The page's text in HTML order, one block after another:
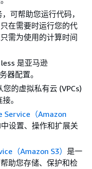
可帮助您运行代码，
在需要时运行您的代
需为使用的计算时间
less 是亚马逊
器配置。
的虚拟私有云 (VPCs)
。
Service（Amazon
设置、操作和扩展关
（Amazon S3） 是一
助您存储、保护和检